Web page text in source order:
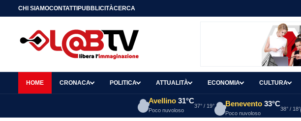
CHI SIAMOCONTATTIPUBBLICITÀCERCA
HOME CRONACA POLITICA ATTUALITÀ ECONOMIA CULTURA
Avellino 31°C
Poco nuvoloso
37° / 19° Benevento 33°C
Poco nuvoloso
38° / 18°